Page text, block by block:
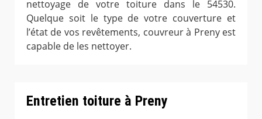
nettoyage de votre toiture dans le 54530.
Quelque soit le type de votre couverture et
l’état de vos revêtements, couvreur à Preny est
capable de les nettoyer.
Entretien toiture à Preny